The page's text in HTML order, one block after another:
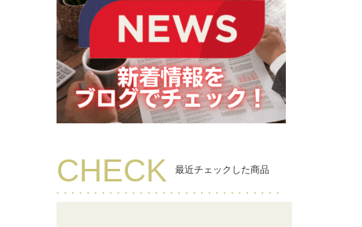
CHECK 最近チェックした商品